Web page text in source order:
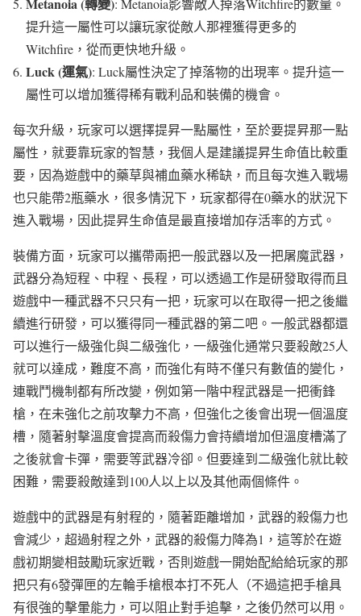
: Metanoia影響敵人掉落Witchfire的數量。
提升這一屬性可以讓玩家從敵人那裡獲得更多的
Witchfire，從而更快地升級。
Luck (運氣): Luck屬性決定了掉落物的出現率。提升這一
屬性可以增加獲得稀有戰利品和裝備的機會​ ​。
每次升級，玩家可以選擇提昇一點屬性，至於要提昇那一點
屬性，就要靠玩家的智慧，我個人是建議提昇生命值比較重
要，因為遊戲中的藥草與補血藥水稀缺，而且每次進入戰場
也只能帶2瓶藥水，很多情況下，玩家都得在0藥水的狀況下
進入戰場，因此提昇生命值是最直接增加存活率的方式。
裝備方面，玩家可以攜帶兩把一般武器以及一把屠魔武器，
武器分為短程、中程、長程，可以透過工作是研發取得而且
遊戲中一種武器不只只有一把，玩家可以在取得一把之後繼
續進行研發，可以獲得同一種武器的第二吧。一般武器都還
可以進行一級強化與二級強化，一級強化通常只要殺敵25人
就可以達成，難度不高，而強化有時不僅只有數值的變化，
連戰鬥機制都有所改變，例如第一階中程武器是一把衝鋒
槍，在未強化之前攻擊力不高，但強化之後會出現一個溫度
槽，隨著射擊溫度會提高而殺傷力會持續增加但溫度槽滿了
之後就會卡彈，需要等武器冷卻。但要達到二級強化就比較
困難，需要殺敵達到100人以上以及其他兩個條件。
遊戲中的武器是有射程的，隨著距離增加，武器的殺傷力也
會減少，超過射程之外，武器的殺傷力降為1，這等於在遊
戲初期變相鼓勵玩家近戰，否則遊戲一開始配給給玩家的那
把只有6發彈匣的左輪手槍根本打不死人（不過這把手槍具
有很強的擊暈能力，可以阻止對手追擊，之後仍然可以用。